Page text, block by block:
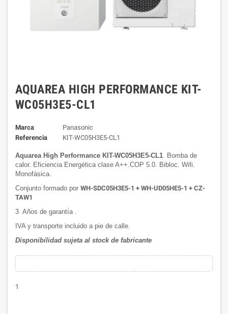
AQUAREA HIGH PERFORMANCE KIT-
WC05H3E5-CL1
Marca
Panasonic
Referencia
KIT-WC05H3E5-CL1
Aquarea High Performance KIT-WC05H3E5-CL1 . Bomba de
calor. Eficiencia Energética clase A++.COP 5.0. Bibloc. Wifi.
Monofásica.
Conjunto formado por WH-SDC05H3E5-1 + WH-UD05HE5-1 + CZ-
TAW1
3 Años de garantía .
IVA y transporte incluido a pie de calle.
Disponibilidad sujeta al stock de fabricante
1